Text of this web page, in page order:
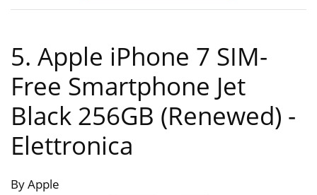
5. Apple iPhone 7 SIM-
Free Smartphone Jet
Black 256GB (Renewed) -
Elettronica
By Apple